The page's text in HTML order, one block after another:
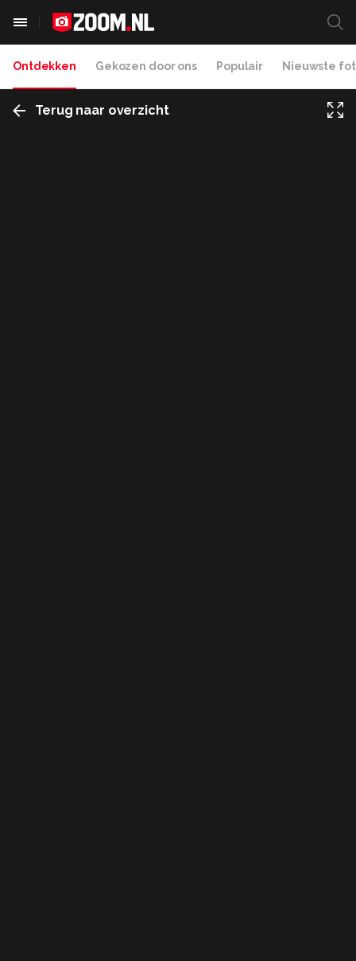
Ontdekken Gekozen door ons Populair Nieuwste
Terug naar overzicht